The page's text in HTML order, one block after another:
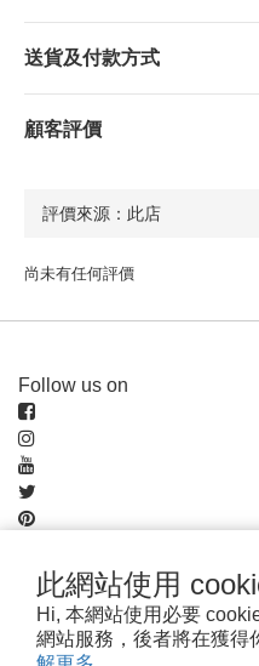
此網站使用
Hi, 本網站使用必要
網站服務，後者將在獲得
送貨及付款方式
顧客評價
尚未有任何評價
Follow us on
Pay securely with